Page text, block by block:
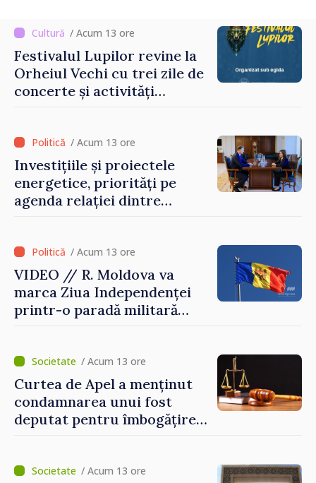
/ Acum 13 ore
Festivalul Lupilor revine la
Orheiul Vechi cu trei zile de
concerte și activități
/ Acum 13 ore
Investițiile și proiectele
energetice, priorități pe
agenda relației dintre
/ Acum 13 ore
VIDEO // R. Moldova va
marca Ziua Independenței
printr-o paradă militară
eforturile pentru
consolidarea capacităților
de apărare”
/ Acum 13 ore
Curtea de Apel a menținut
condamnarea unui fost
deputat pentru îmbogățire
de lei
/ Acum 13 ore